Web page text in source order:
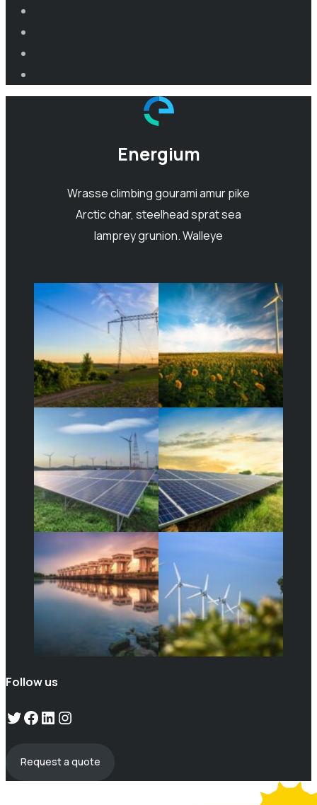
Energium
Wrasse climbing gourami amur pike
Arctic char, steelhead sprat sea
lamprey grunion. Walleye
Follow us
Twitter
Facebook
LinkedIn
Instagram
Request a quote